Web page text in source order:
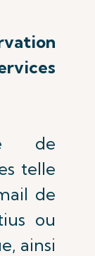
de
telle
de
ou
ainsi